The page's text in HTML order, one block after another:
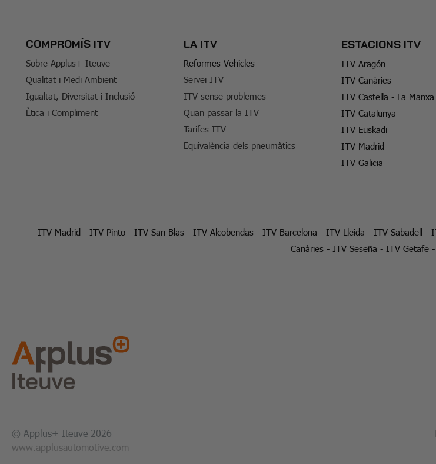
COMPROMÍS ITV
Sobre Applus+ Iteuve
Qualitat i Medi Ambient
Igualtat, Diversitat i Inclusió
Ètica i Compliment
LA ITV
Reformes Vehicles
Servei ITV
ITV sense problemes
Quan passar la ITV
Tarifes ITV
Equivalència dels pneumàtics
ESTACIONS ITV
ITV Aragón
ITV Canàries
ITV Castella - La Manxa
ITV Catalunya
ITV Euskadi
ITV Madrid
ITV Galicia
ITV Madrid - ITV Pinto - ITV San Blas - ITV Alcobendas - ITV Barcelona - ITV Lleida - ITV Sabadell -
Canàries - ITV Seseña - ITV Getafe -
© Applus+ Iteuve 2026
www.applusautomotive.com